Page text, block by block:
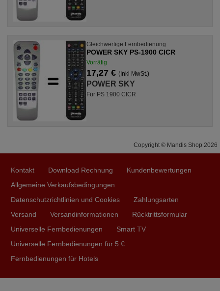
Gleichwertige Fernbedienung
POWER SKY PS-1900 CICR
Vorrätig
17,27 € (Inkl MwSt.)
POWER SKY
Für PS 1900 CICR
Copyright © Mandis Shop 2026
Kontakt Download Rechnung
Kundenbewertungen
Allgemeine Verkaufsbedingungen
Datenschutzrichtlinien und Cookies
Zahlungsarten
Versand
Versandinformationen
Rücktrittsformular
Universelle Fernbedienungen
Smart TV
Universelle Fernbedienungen für 5 €
Fernbedienungen für Hotels